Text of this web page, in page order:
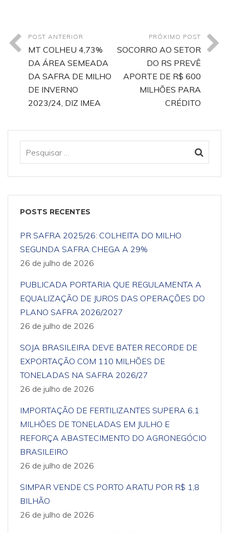
POST ANTERIOR
MT COLHEU 4,73%
DA ÁREA SEMEADA
DA SAFRA DE MILHO
DE INVERNO
2023/24, DIZ IMEA
PRÓXIMO POST
SOCORRO AO SETOR
DO RS PREVÊ
APORTE DE R$ 600
MILHÕES PARA
CRÉDITO
POSTS RECENTES
PR SAFRA 2025/26: COLHEITA DO MILHO
SEGUNDA SAFRA CHEGA A 29%
26 de julho de 2026
PUBLICADA PORTARIA QUE REGULAMENTA A
EQUALIZAÇÃO DE JUROS DAS OPERAÇÕES DO
PLANO SAFRA 2026/2027
26 de julho de 2026
SOJA BRASILEIRA DEVE BATER RECORDE DE
EXPORTAÇÃO COM 110 MILHÕES DE
TONELADAS NA SAFRA 2026/27
26 de julho de 2026
IMPORTAÇÃO DE FERTILIZANTES SUPERA 6,1
MILHÕES DE TONELADAS EM JULHO E
REFORÇA ABASTECIMENTO DO AGRONEGÓCIO
BRASILEIRO
26 de julho de 2026
SIMPAR VENDE CS PORTO ARATU POR R$ 1,8
BILHÃO
26 de julho de 2026